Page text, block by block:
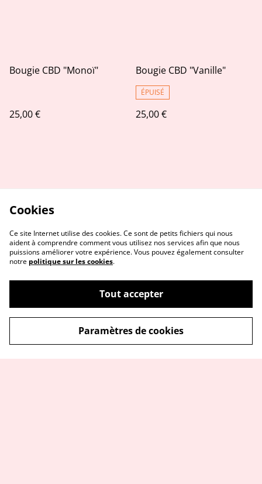
Bougie CBD "Monoï"
25,00 €
Bougie CBD "Vanille"
ÉPUISÉ
25,00 €
Contactez-moi
Conditions générales
de vente
Cookies
Ce site Internet utilise des cookies. Ce sont de petits fichiers qui nous
aident à comprendre comment vous utilisez nos services afin que nous
puissions améliorer votre expérience. Vous pouvez également consulter
notre politique sur les cookies.
Tout accepter
Paramètres de cookies